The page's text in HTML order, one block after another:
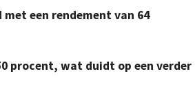
een rendement van 64
procent, wat duidt op een verder